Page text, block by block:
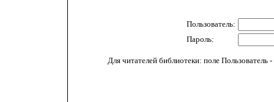
Пользователь:
Пароль:
Для читателей библиотеки: поле Пользователь